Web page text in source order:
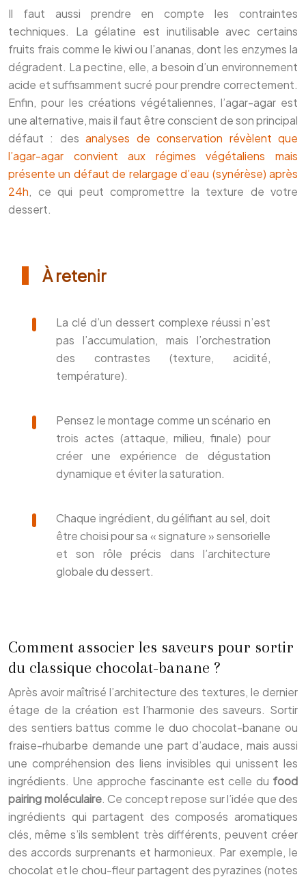
Il faut aussi prendre en compte les contraintes
techniques. La gélatine est inutilisable avec certains
fruits frais comme le kiwi ou l’ananas, dont les enzymes la
dégradent. La pectine, elle, a besoin d’un environnement
acide et suffisamment sucré pour prendre correctement.
Enfin, pour les créations végétaliennes, l’agar-agar est
une alternative, mais il faut être conscient de son principal
défaut : desanalyses de conservation révèlent que
l’agar-agar convient aux régimes végétaliens mais
présente un défaut de relargage d’eau (synérèse) après
24h, ce qui peut compromettre la texture de votre
dessert.
À retenir
La clé d’un dessert complexe réussi n’est
pas l’accumulation, mais l’orchestration
des contrastes (texture, acidité,
température).
Pensez le montage comme un scénario en
trois actes (attaque, milieu, finale) pour
créer une expérience de dégustation
dynamique et éviter la saturation.
Chaque ingrédient, du gélifiant au sel, doit
être choisi pour sa « signature » sensorielle
et son rôle précis dans l’architecture
globale du dessert.
Comment associer les saveurs pour sortir
du classique chocolat-banane ?
Après avoir maîtrisé l’architecture des textures, le dernier
étage de la création est l’harmonie des saveurs. Sortir
des sentiers battus comme le duo chocolat-banane ou
fraise-rhubarbe demande une part d’audace, mais aussi
une compréhension des liens invisibles qui unissent les
ingrédients. Une approche fascinante est celle du food
pairing moléculaire. Ce concept repose sur l’idée que des
ingrédients qui partagent des composés aromatiques
clés, même s’ils semblent très différents, peuvent créer
des accords surprenants et harmonieux. Par exemple, le
chocolat et le chou-fleur partagent des pyrazines (notes